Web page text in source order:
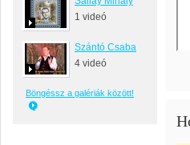
1 videó
Szántó Csaba
4 videó
Böngéssz a galériák között!